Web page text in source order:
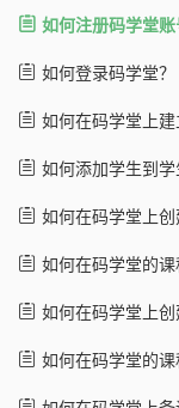
如何注册码学堂账
如何登录码学堂？
如何在码学堂上建
如何添加学生到学
如何在码学堂上创
如何在码学堂的课
如何在码学堂上创
如何在码学堂的课